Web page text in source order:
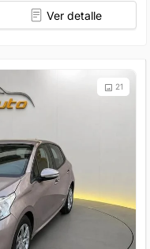
Ver detalle
21